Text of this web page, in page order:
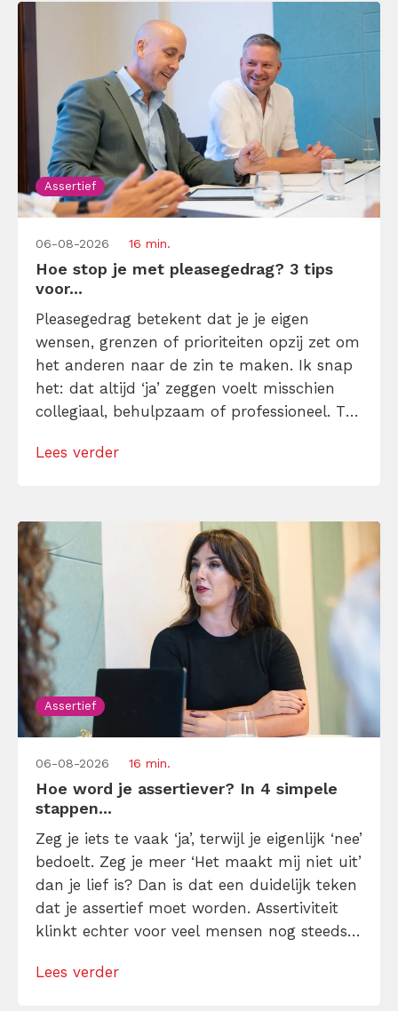
Assertief
06-08-2026 16 min.
Hoe stop je met pleasegedrag? 3 tips
voor...
Pleasegedrag betekent dat je je eigen
wensen, grenzen of prioriteiten opzij zet om
het anderen naar de zin te maken. Ik snap
het: dat altijd ‘ja’ zeggen voelt misschien
collegiaal, behulpzaam of professioneel. Tot
andermans prioriteiten en je eigen werk
[…]
Lees verder
Assertief
06-08-2026 16 min.
Hoe word je assertiever? In 4 simpele
stappen...
Zeg je iets te vaak ‘ja’, terwijl je eigenlijk ‘nee’
bedoelt. Zeg je meer ‘Het maakt mij niet uit’
dan je lief is? Dan is dat een duidelijk teken
dat je assertief moet worden. Assertiviteit
klinkt echter voor veel mensen nog steeds
maar dat is niet zo. Assertiviteit draait juist
Lees verder